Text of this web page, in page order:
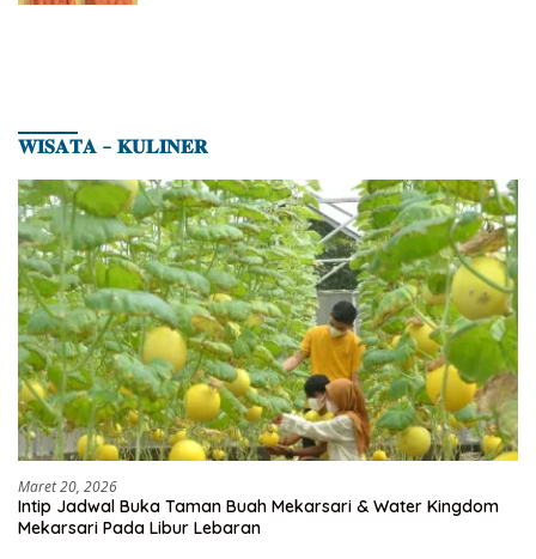
𝐖𝐈𝐒𝐀𝐓𝐀 – 𝐊𝐔𝐋𝐈𝐍𝐄𝐑
Maret 20, 2026
Intip Jadwal Buka Taman Buah Mekarsari & Water Kingdom
Mekarsari Pada Libur Lebaran